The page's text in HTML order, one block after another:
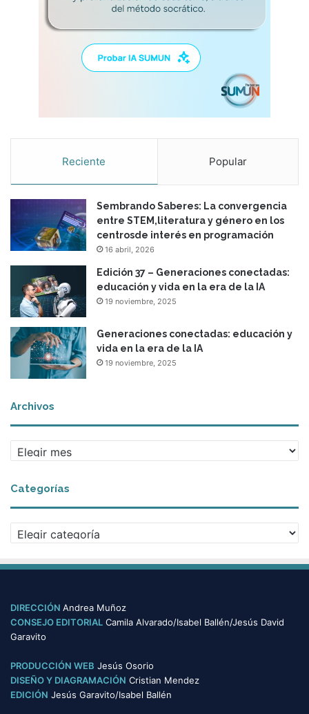
Reciente Popular
Sembrando Saberes: La convergencia
entre STEM,literatura y género en los
centrosde interés en programación
16 abril, 2026
Edición 37 – Generaciones conectadas:
educación y vida en la era de la IA
19 noviembre, 2025
Generaciones conectadas: educación y
vida en la era de la IA
19 noviembre, 2025
Archivos
r
h
i
Categorías
a
e
o
r
s
DIRECCIÓN Andrea Muñoz
CONSEJO EDITORIAL Camila Alvarado/Isabel Ballén/Jesús David
Garavito
PRODUCCIÓN WEB Jesús Osorio
DISEÑO Y DIAGRAMACIÓN Cristian Mendez
EDICIÓN Jesús Garavito/Isabel Ballén